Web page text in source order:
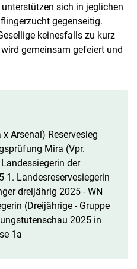
sich in jeglichen
gegenseitig.
keinesfalls zu kurz
gemeinsam gefeiert und
Arsenal) Reservesieg
Mira (Vpr.
der
Landesreservesiegerin
dreijährig 2025 - WN
(Dreijährige - Gruppe
2025 in
1a